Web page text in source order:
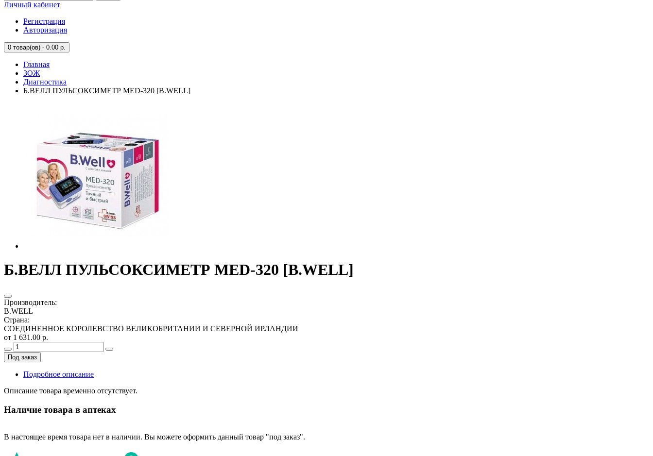
Личный кабинет
Регистрация
Авторизация
0 товар(ов) - 0.00 р.
Главная
ЗОЖ
Диагностика
Б.ВЕЛЛ ПУЛЬСОКСИМЕТР MED-320 [B.WELL]
Б.ВЕЛЛ ПУЛЬСОКСИМЕТР MED-320 [B.WELL]
Производитель:
B.WELL
Страна:
СОЕДИНЕННОЕ КОРОЛЕВСТВО ВЕЛИКОБРИТАНИИ И СЕВЕРНОЙ ИРЛАНДИИ
от 1 631.00 р.
Под заказ
Подробное описание
Описание товара временно отсутствует.
Наличие товара в аптеках
В настоящее время товара нет в наличии. Вы можете оформить данный товар "под заказ".